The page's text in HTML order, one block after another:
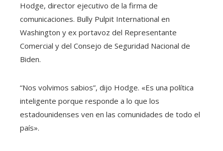
Hodge, director ejecutivo de la firma de
comunicaciones. Bully Pulpit International en
Washington y ex portavoz del Representante
Comercial y del Consejo de Seguridad Nacional de
Biden.
“Nos volvimos sabios”, dijo Hodge. «Es una política
inteligente porque responde a lo que los
estadounidenses ven en las comunidades de todo el
país».